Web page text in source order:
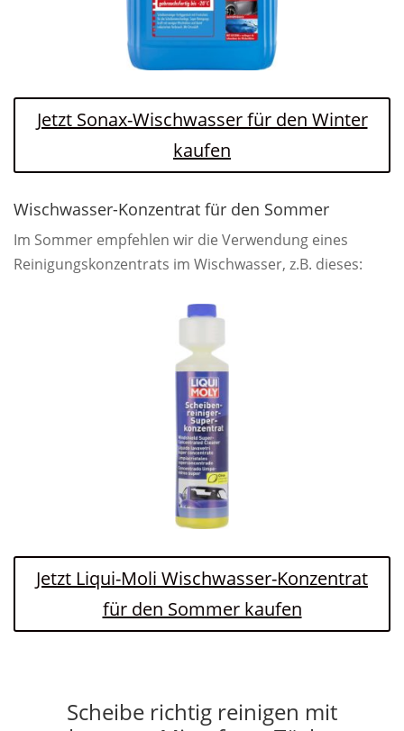
Jetzt Sonax-Wischwasser für den Winter
kaufen
Wischwasser-Konzentrat für den Sommer
Im Sommer empfehlen wir die Verwendung eines
Reinigungskonzentrats im Wischwasser, z.B. dieses:
Jetzt Liqui-Moli Wischwasser-Konzentrat
für den Sommer kaufen
Scheibe richtig reinigen mit